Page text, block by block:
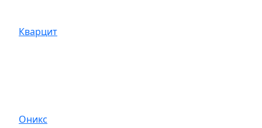
Кварцит
Оникс